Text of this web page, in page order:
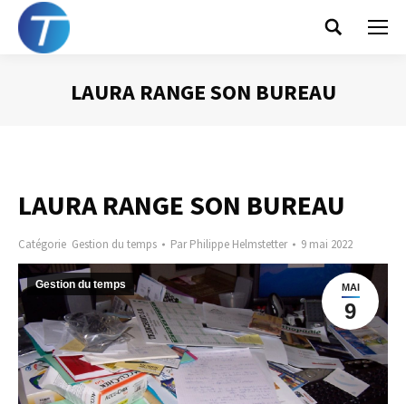
Search:
LAURA RANGE SON BUREAU
LAURA RANGE SON BUREAU
Catégorie Gestion du temps ParPhilippe Helmstetter 9 mai 2022
MAI
9
Gestion du temps